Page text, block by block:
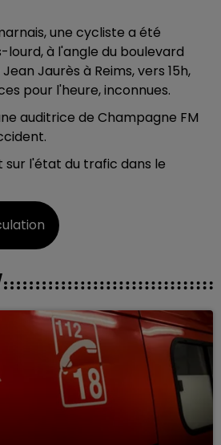
une cycliste a été
à l'angle du boulevard
Jaurès à Reims, vers 15h,
pour l'heure, inconnues.
auditrice de Champagne FM
sur l'état du trafic dans le